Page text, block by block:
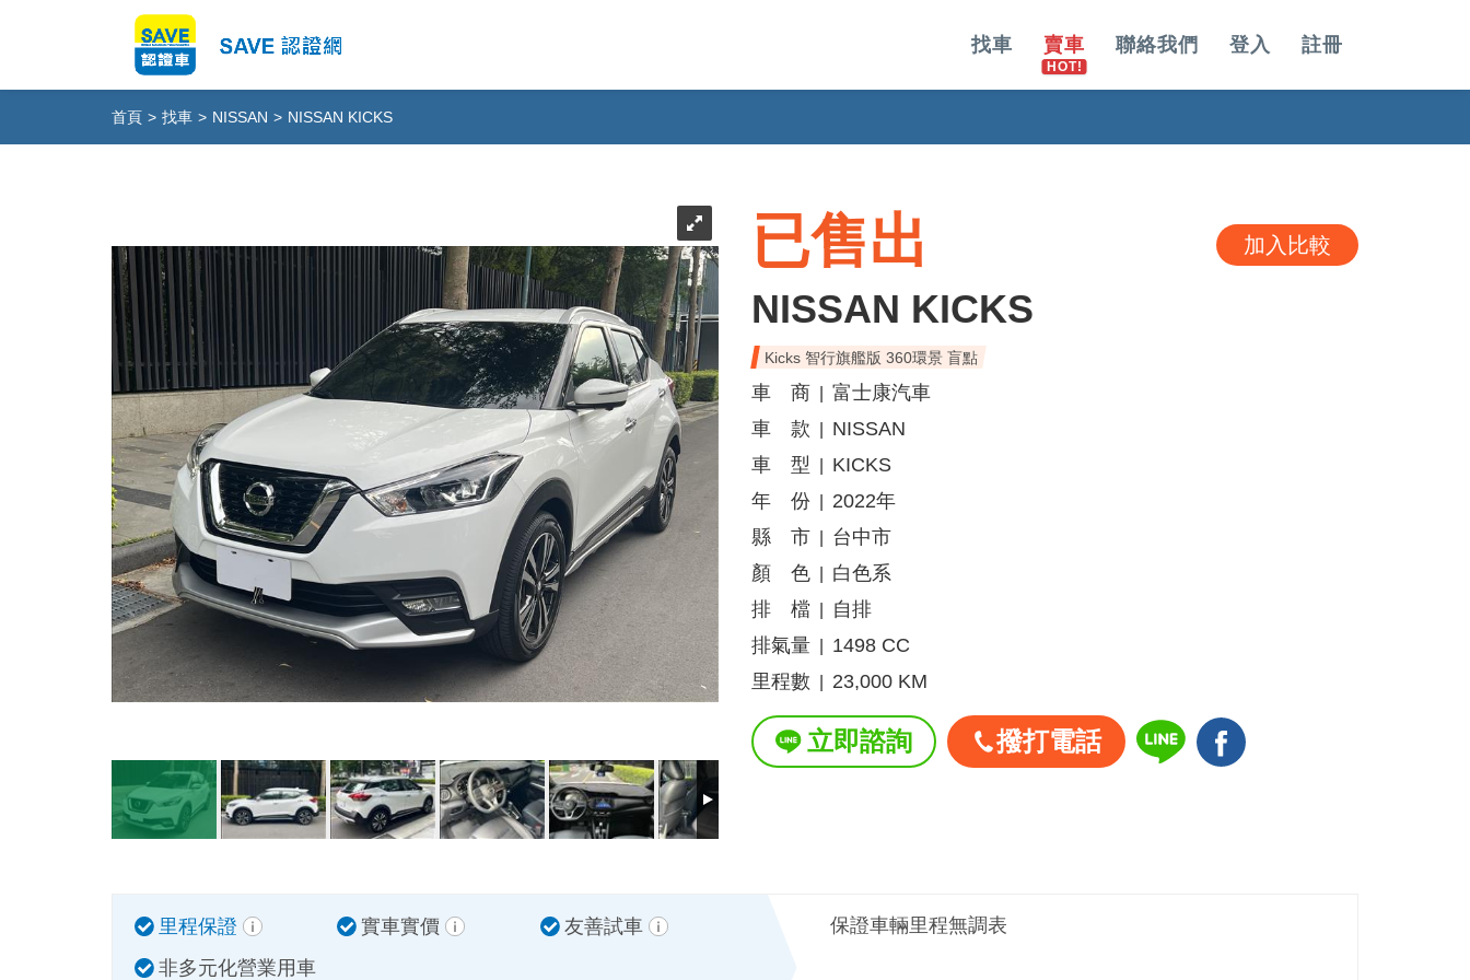
找車 賣車 聯絡我們 登入 註冊
首頁 > 找車 > NISSAN > NISSAN KICKS
已售出 加入比較
NISSAN KICKS
Kicks 智行旗艦版 360環景 盲點
車 商
富士康汽車
車 款
NISSAN
車 型
KICKS
年 份
2022年
縣 市
台中市
顏 色
白色系
排 檔
自排
排氣量
1498 CC
里程數
23,000 KM
立即諮詢 撥打電話
里程保證 實車實價
友善試車
非多元化營業用車
保證車輛里程無調表